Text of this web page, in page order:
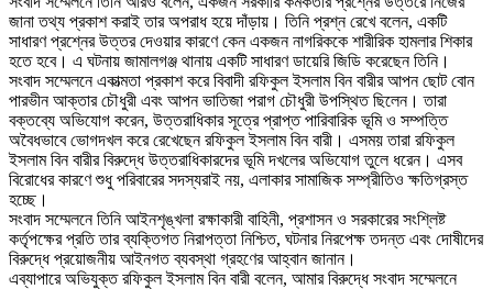
জানা তথ্য প্রকাশ করাই তার অপরাধ হয়ে দাঁড়ায়। তিনি প্রশ্ন রেখে বলেন, একটি
সাধারণ প্রশ্নের উত্তর দেওয়ার কারণে কেন একজন নাগরিককে শারীরিক হামলার শিকার
হতে হবে। এ ঘটনায় জামালগঞ্জ থানায় একটি সাধারণ ডায়েরি জিডি করেছেন তিনি।
‎সংবাদ সম্মেলনে একাত্মতা প্রকাশ করে বিবাদী রফিকুল ইসলাম বিন বারীর আপন ছোট বোন
পারভীন আক্তার চৌধুরী এবং আপন ভাতিজা পরাগ চৌধুরী উপস্থিত ছিলেন। তারা
বক্তব্যে অভিযোগ করেন, উত্তরাধিকার সূত্রে প্রাপ্ত পারিবারিক ভূমি ও সম্পত্তি
অবৈধভাবে ভোগদখল করে রেখেছেন রফিকুল ইসলাম বিন বারী। এসময় তারা রফিকুল
ইসলাম বিন বারীর বিরুদ্ধে উত্তরাধিকারদের ভূমি দখলের অভিযোগ তুলে ধরেন। এসব
বিরোধের কারণে শুধু পরিবারের সদস্যরাই নয়, এলাকার সামাজিক সম্প্রীতিও ক্ষতিগ্রস্ত
হচ্ছে।
‎সংবাদ সম্মেলনে তিনি আইনশৃঙ্খলা রক্ষাকারী বাহিনী, প্রশাসন ও সরকারের সংশ্লিষ্ট
কর্তৃপক্ষের প্রতি তার ব্যক্তিগত নিরাপত্তা নিশ্চিত, ঘটনার নিরপেক্ষ তদন্ত এবং দোষীদের
বিরুদ্ধে প্রয়োজনীয় আইনগত ব্যবস্থা গ্রহণের আহ্বান জানান।
‎এব্যাপারে অভিযুক্ত রফিকুল ইসলাম বিন বারী বলেন, আমার বিরুদ্ধে সংবাদ সম্মেলনে